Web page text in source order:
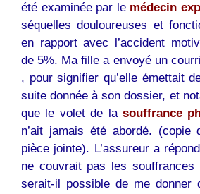
été examinée par lemédecin
séquelles douloureuses et
en rapport avec l’accident
de 5%. Ma fille a envoyé un
, pour signifier qu’elle émettait
suite donnée à son dossier, et
que le volet de la souffrance
n’ait jamais été abordé. (copie
pièce jointe). L’assureur a
ne couvrait pas les souffrances
serait-il possible de me donner